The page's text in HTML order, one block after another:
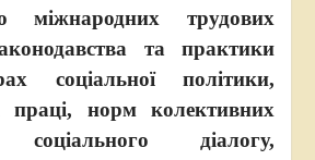
міжнародних трудових
та практики
соціальної політики,
праці, норм колективних
соціального діалогу,